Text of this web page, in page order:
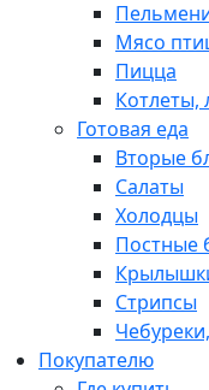
Мясо
Пицца
Котлеты,
Готовая еда
Вторые
Салаты
Холодцы
Постные
Стрипсы
Покупателю